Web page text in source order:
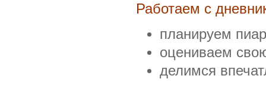
Работаем с
планируем
оцениваем
делимся